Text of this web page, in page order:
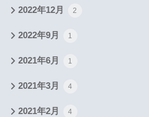
2022年12月 2
2022年9月 1
2021年6月 1
2021年3月 4
2021年2月 4